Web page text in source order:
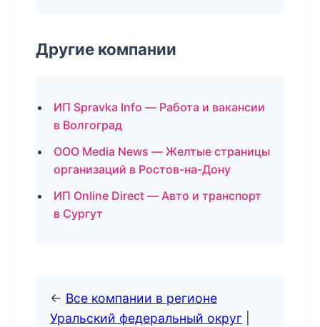
Другие компании
ИП Spravka Info — Работа и вакансии
в Волгоград
ООО Media News — Желтые страницы
организаций в Ростов-на-Дону
ИП Online Direct — Авто и транспорт
в Сургут
← Все компании в регионе
Уральский федеральный округ